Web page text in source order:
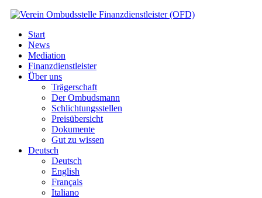
Start
News
Mediation
Finanzdienstleister
Über uns
Trägerschaft
Der Ombudsmann
Schlichtungsstellen
Preisübersicht
Dokumente
Gut zu wissen
Deutsch
Deutsch
English
Français
Italiano